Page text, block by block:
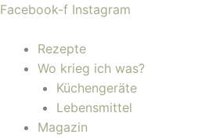
Zum
springen
Facebook-f Instagram
Rezepte
Wo krieg ich was?
Küchengeräte
Lebensmittel
Magazin